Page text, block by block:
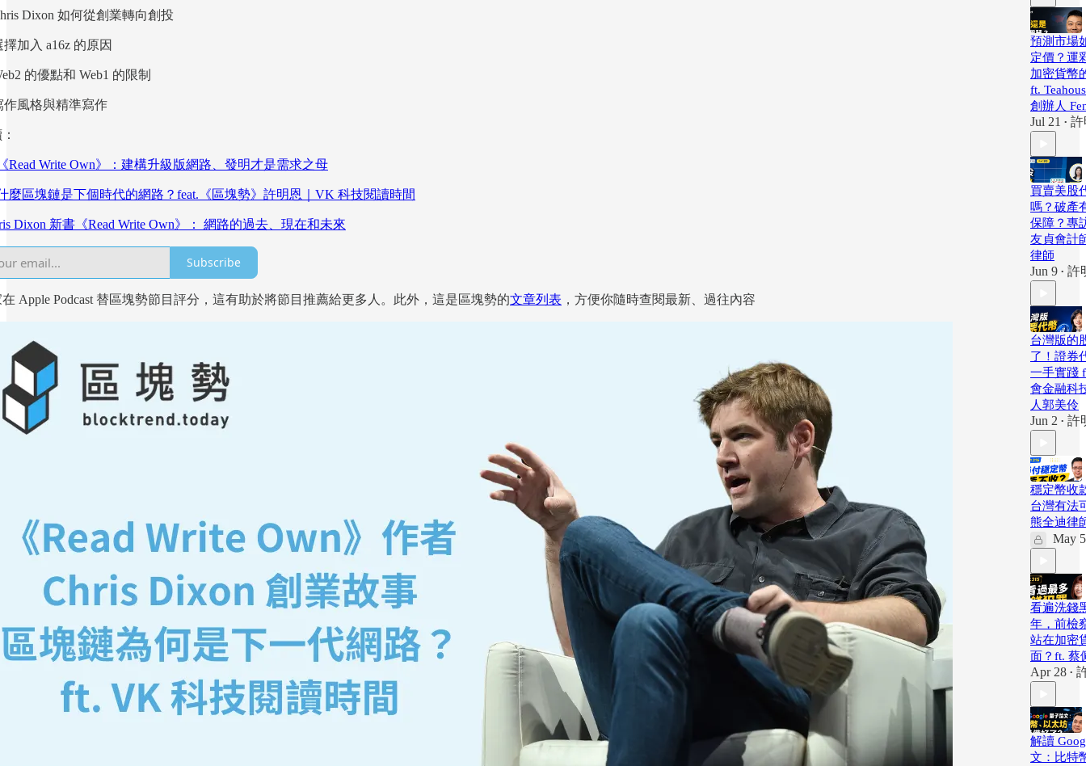
Dixon 如何從創業轉向創投
擇加入 a16z 的原因
的優點和 Web1 的限制
作風格與精準寫作
Read Write Own》：建構升級版網路、發明才是需求之母
麼區塊鏈是下個時代的網路？feat.《區塊勢》許明恩｜VK 科技閱讀時間
Dixon 新書《Read Write Own》： 網路的過去、現在和未來
Subscribe
Apple Podcast 替區塊勢節目評分，這有助於將節目推薦給更多人。此外，這是區塊勢的文章列表 ，方便你隨時查閱最新、過往內容
預測市場
定價？運
加密貨幣
ft.
創辦人
Jul 21 • 許
買賣美股
嗎？破產
保障？專
友貞會計
律師
Jun 9 • 許
台灣版的
了！證券
一手實踐
會金融科
人郭美伶
Jun 2 • 許
穩定幣收
台灣有法
熊全迪律
May 5
看遍洗錢
年，前檢
站在加密
面？ft. 蔡
Apr 28 •
解讀
文：比特